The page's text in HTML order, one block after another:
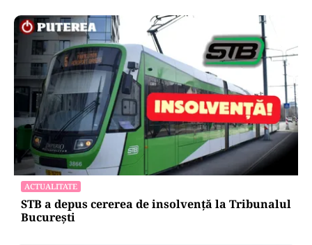
ACTUALITATE
STB a depus cererea de insolvență la Tribunalul
București